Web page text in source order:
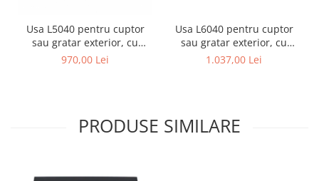
Usa L5040 pentru cuptor
sau gratar exterior, cu
dimensiunile 50 x 40 cm
970,00 Lei
Usa L6040 pentru cuptor
sau gratar exterior, cu
dimensiunile 60 x 40 cm
1.037,00 Lei
PRODUSE SIMILARE